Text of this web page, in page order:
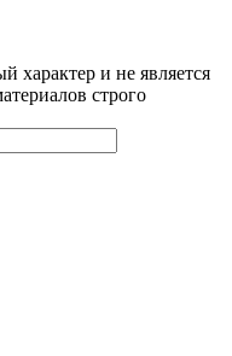
и не является
строго